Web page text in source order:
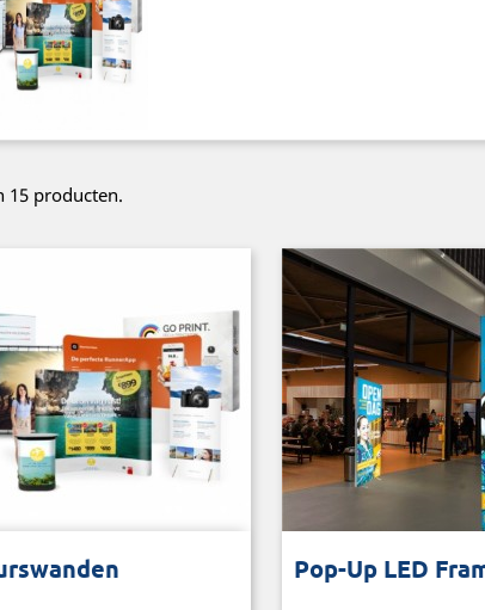
15 producten.
modellen en
Pop-Up LED
Voor intense